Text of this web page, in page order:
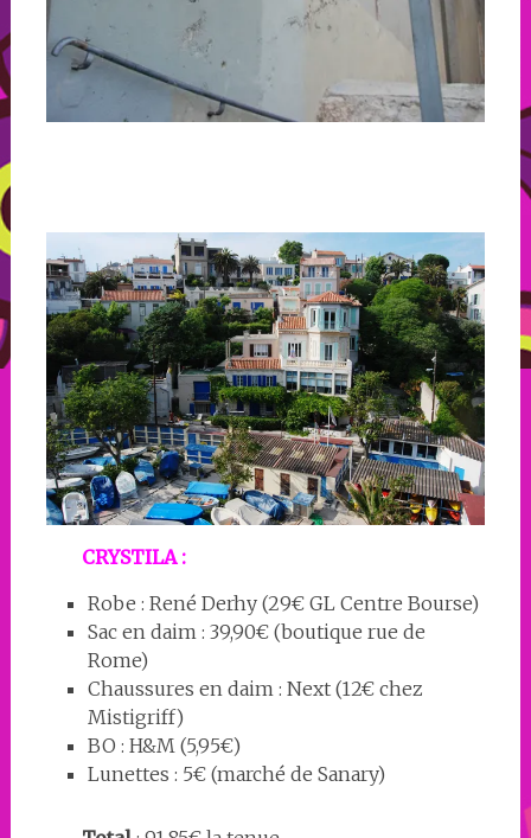
CRYSTILA :
Robe : René Derhy (29€ GL Centre Bourse)
Sac en daim : 39,90€ (boutique rue de
Rome)
Chaussures en daim : Next (12€ chez
Mistigriff)
BO : H&M (5,95€)
Lunettes : 5€ (marché de Sanary)